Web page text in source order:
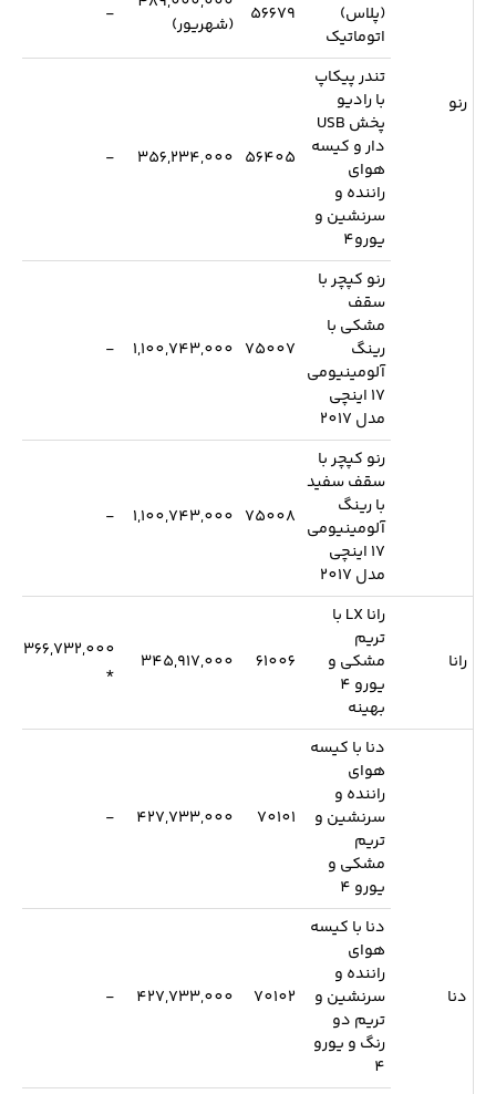
رنو
(پلاس)
اتوماتیک
56679
(شهریور)
-
تندر پیکاپ
با رادیو
پخش USB
دار و کیسه
هوای
راننده و
سرنشین و
یورو4
56405
356,234,000
-
رنو کپچر با
سقف
مشکی با
رینگ
آلومینیومی
17 اینچی
مدل 2017
75007
1,100,743,000
-
رنو کپچر با
سقف سفید
با رینگ
آلومینیومی
17 اینچی
مدل 2017
75008
1,100,743,000
-
رانا
رانا LX با
تریم
مشکی و
یورو 4
بهینه
61006
345,917,000
366,732,000
*
دنا
دنا با کیسه
هوای
راننده و
سرنشین و
تریم
مشکی و
یورو 4
70101
427,733,000
-
دنا با کیسه
هوای
راننده و
سرنشین و
تریم دو
رنگ و یورو
4
70102
427,733,000
-